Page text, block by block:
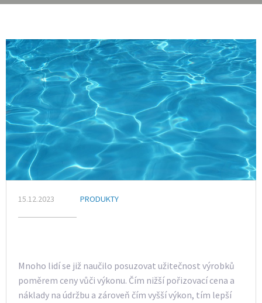
15.12.2023 PRODUKTY
Mnoho lidí se již naučilo posuzovat užitečnost výrobků
poměrem ceny vůči výkonu. Čím nižší pořizovací cena a
náklady na údržbu a zároveň čím vyšší výkon, tím lepší